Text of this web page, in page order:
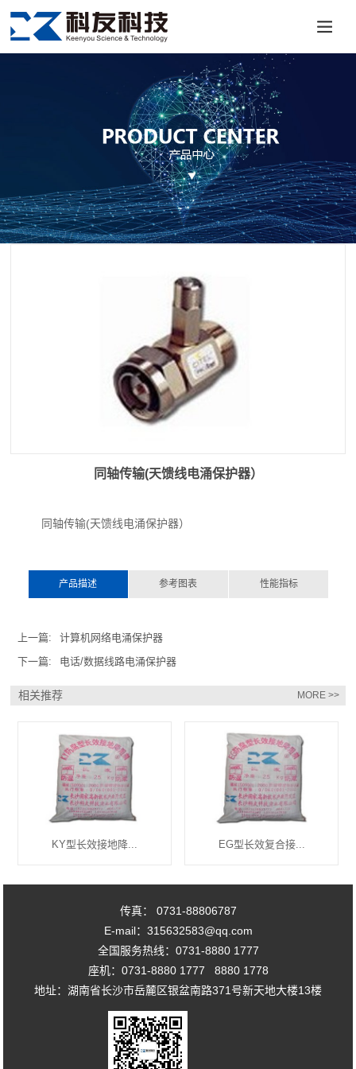
同轴传输(天馈线电涌保护器）
同轴传输(天馈线电涌保护器）
产品描述 参考图表 性能指标
上一篇:
计算机网络电涌保护器
下一篇:
电话/数据线路电涌保护器
相关推荐 MORE >>
KY型长效接地降... EG型长效复合接...
传真： 0731-88806787
E-mail：315632583@qq.com
全国服务热线：0731-8880 1777
座机：0731-8880 1777 8880 1778
地址：湖南省长沙市岳麓区银盆南路371号新天地大楼13楼